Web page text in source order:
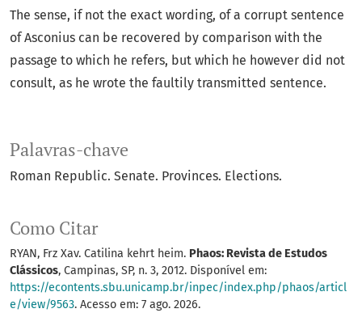
Palavras-chave
Roman Republic. Senate. Provinces. Elections.
Como Citar
RYAN, Frz Xav. Catilina kehrt heim. Phaos: Revista de Estudos
Clássicos, Campinas, SP, n. 3, 2012. Disponível em:
https://econtents.sbu.unicamp.br/inpec/index.php/phaos/articl
e/view/9563. Acesso em: 7 ago. 2026.
The sense, if not the exact wording, of a corrupt sentence
of Asconius can be recovered by comparison with the
passage to which he refers, but which he however did not
consult, as he wrote the faultily transmitted sentence.